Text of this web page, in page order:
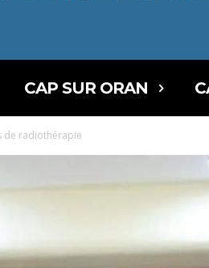
CAP SUR ORAN
de radiothérapie